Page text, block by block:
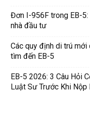
Đơn I-956F trong EB-
nhà đầu tư
Các quy định di trú
tìm đến EB-5
EB-5 2026: 3 Câu Hỏi
Luật Sư Trước Khi Nộp